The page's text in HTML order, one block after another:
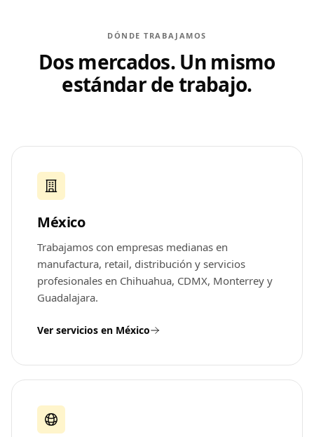
DÓNDE TRABAJAMOS
Dos mercados. Un mismo
estándar de trabajo.
México
Trabajamos con empresas medianas en
manufactura, retail, distribución y servicios
profesionales en Chihuahua, CDMX, Monterrey y
Guadalajara.
Ver servicios en México